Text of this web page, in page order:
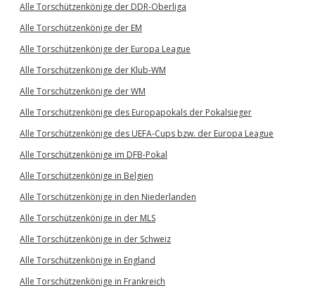
Alle Torschützenkönige der DDR-Oberliga
Alle Torschützenkönige der EM
Alle Torschützenkönige der Europa League
Alle Torschützenkönige der Klub-WM
Alle Torschützenkönige der WM
Alle Torschützenkönige des Europapokals der Pokalsieger
Alle Torschützenkönige des UEFA-Cups bzw. der Europa League
Alle Torschützenkönige im DFB-Pokal
Alle Torschützenkönige in Belgien
Alle Torschützenkönige in den Niederlanden
Alle Torschützenkönige in der MLS
Alle Torschützenkönige in der Schweiz
Alle Torschützenkönige in England
Alle Torschützenkönige in Frankreich